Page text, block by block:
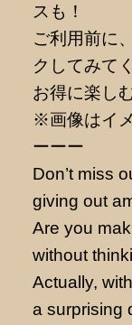
スも！
ご利用前に
クしてみて
お得に楽し
※画像はイ
ーーー
Don’t miss
giving out
Are you
without
Actually,
a surprising